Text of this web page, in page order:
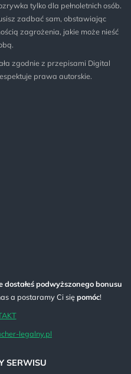
tylko dla pełnoletnich osób.
zadbać sam, obstawiając
zagrożenia, jakie może nieść
zgodnie z przepisami Digital
prawa autorskie.
dostałeś podwyższonego bonusu
a postaramy Ci siępomóc!
legalny.pl
SERWISU